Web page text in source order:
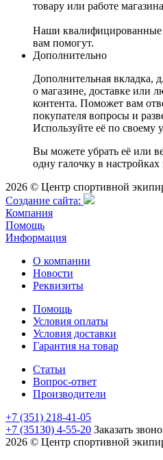
товару или работе
Наши квалифицированные
вам помогут.
Дополнительно
Дополнительная вкладка,
о магазине, доставке или
контента. Поможет вам
покупателя вопросы и
Используйте её по своему
Вы можете убрать её или
одну галочку в
2026 © Центр спортивной
Cоздание сайта:
Компания
Помощь
Информация
О компании
Новости
Реквизиты
Помощь
Условия оплаты
Условия доставки
Гарантия на товар
Статьи
Вопрос-ответ
Производители
+7 (351) 218-41-05
+7 (35130) 4-55-20 Заказать
2026 © Центр спортивной